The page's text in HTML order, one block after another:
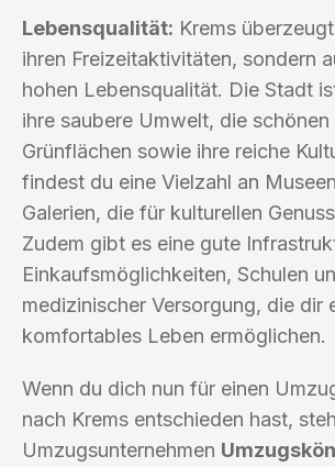
Lebensqualität: Krems
ihren Freizeitaktivitäten, sondern
hohen Lebensqualität. Die Stadt
ihre saubere Umwelt, die schönen
Grünflächen sowie ihre reiche
findest du eine Vielzahl an
Galerien, die für kulturellen
Zudem gibt es eine gute
Einkaufsmöglichkeiten, Schulen
medizinischer Versorgung, die dir
komfortables Leben ermöglichen.
Wenn du dich nun für einen
nach Krems entschieden hast,
Umzugsunternehmen